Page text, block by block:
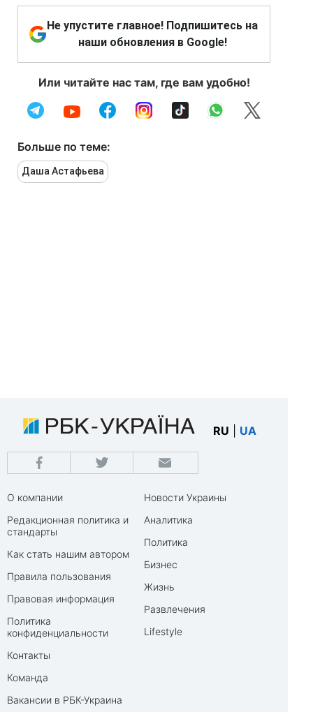
Не упустите главное! Подпишитесь на
наши обновления в Google!
Или читайте нас там, где вам удобно!
Больше по теме:
Даша Астафьева
RU UA
О компании
Редакционная политика и
стандарты
Как стать нашим автором
Правила пользования
Правовая информация
Политика
конфиденциальности
Контакты
Команда
Вакансии в РБК-Украина
Новости Украины
Аналитика
Политика
Бизнес
Жизнь
Развлечения
Lifestyle